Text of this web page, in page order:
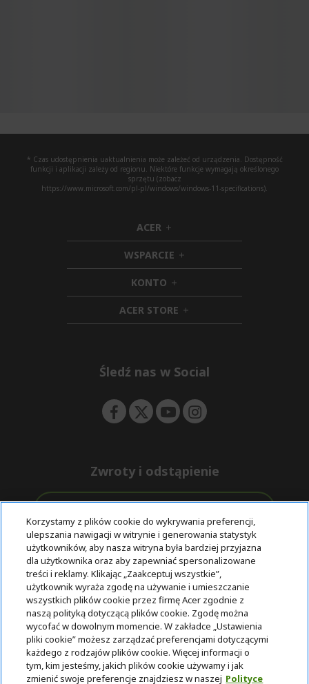
* Czas udostępnienia uaktualnienia może zależeć od urządzenia. Dostępność
funkcji i aplikacji zależy od regionu. Niektóre funkcje wymagają określonego
sprzętu (zobacz
https://www.microsoft.com/pl-pl/windows/windows-11-specifications).
ACER h
i
d
d
e
n
WSPARCIE h
i
d
e
n
KONTO h
i
d
d
ACER STORE h
i
e
Śledź nas w Social
Zwroty i odstąpienie
Darmowa
ekspresowa
dostawa
Wsparcie
przed i po
zakupie
Bezpieczne
płatności
© 2025 Acer Inc.
Firma CPYou BV jest autoryzowanym sprzedawcą produktów i
usług oferowanych w tym sklepie.
Korzystamy z plików cookie do wykrywania preferencji,
ulepszania nawigacji w witrynie i generowania statystyk
użytkowników, aby nasza witryna była bardziej przyjazna
dla użytkownika oraz aby zapewniać spersonalizowane
treści i reklamy. Klikając „Zaakceptuj wszystkie”,
użytkownik wyraża zgodę na używanie i umieszczanie
wszystkich plików cookie przez firmę Acer zgodnie z
naszą polityką dotyczącą plików cookie. Zgodę można
wycofać w dowolnym momencie. W zakładce „Ustawienia
pliki cookie” możesz zarządzać preferencjami dotyczącymi
każdego z rodzajów plików cookie. Więcej informacji o
tym, kim jesteśmy, jakich plików cookie używamy i jak
zmienić swoje preferencje znajdziesz w naszej Polityce